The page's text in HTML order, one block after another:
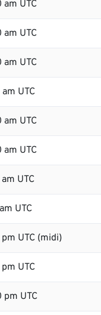
UTC
UTC
UTC
UTC
UTC
UTC
UTC
UTC
UTC (midi)
UTC
UTC